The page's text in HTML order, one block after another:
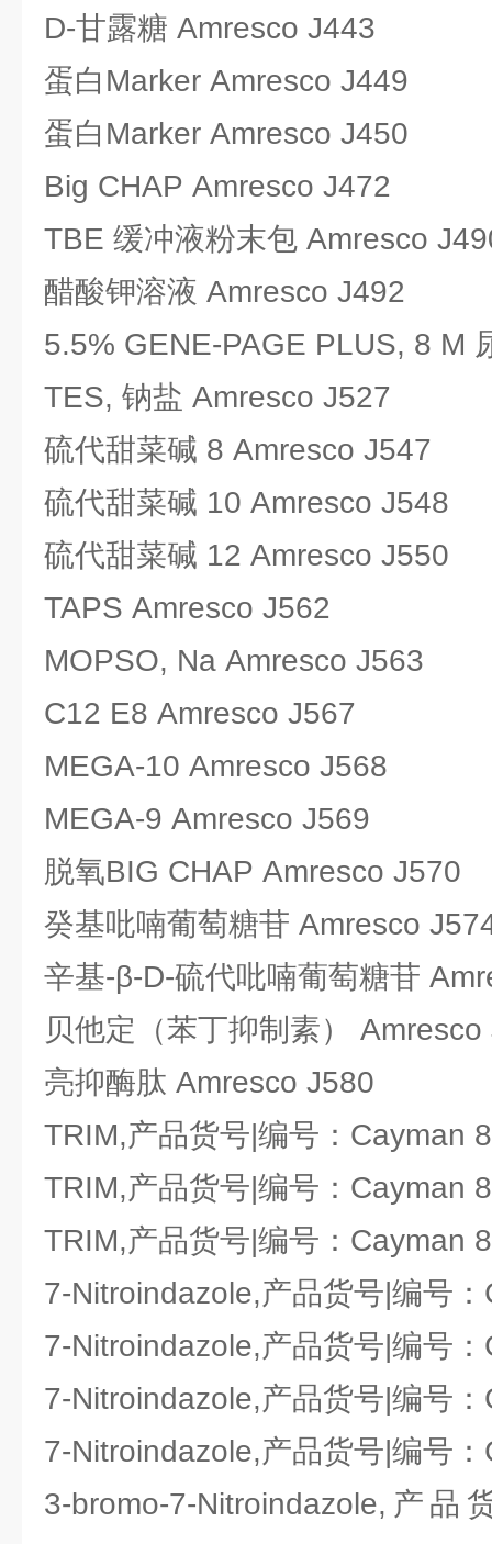
D-甘露糖 Amresco J443
蛋白Marker Amresco J449
蛋白Marker Amresco J450
Big CHAP Amresco J472
TBE 缓冲液粉末包 Amresco
醋酸钾溶液 Amresco J492
5.5% GENE-PAGE PLUS, 8 M
TES, 钠盐 Amresco J527
硫代甜菜碱 8 Amresco J547
硫代甜菜碱 10 Amresco J548
硫代甜菜碱 12 Amresco J550
TAPS Amresco J562
MOPSO, Na Amresco J563
C12 E8 Amresco J567
MEGA-10 Amresco J568
MEGA-9 Amresco J569
脱氧BIG CHAP Amresco J570
癸基吡喃葡萄糖苷 Amresco
辛基-β-D-硫代吡喃葡萄糖苷
贝他定（苯丁抑制素） Amresco
亮抑酶肽 Amresco J580
TRIM,产品货号|编号：Cayman
TRIM,产品货号|编号：Cayman
TRIM,产品货号|编号：Cayman
7-Nitroindazole,产品货号|编号
7-Nitroindazole,产品货号|编号
7-Nitroindazole,产品货号|编号
7-Nitroindazole,产品货号|编号
3-bromo-7-Nitroindazole,产